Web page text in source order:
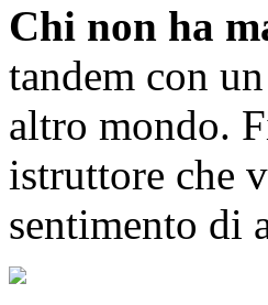
Chi non ha
tandem con
altro mondo.
istruttore che
sentimento di